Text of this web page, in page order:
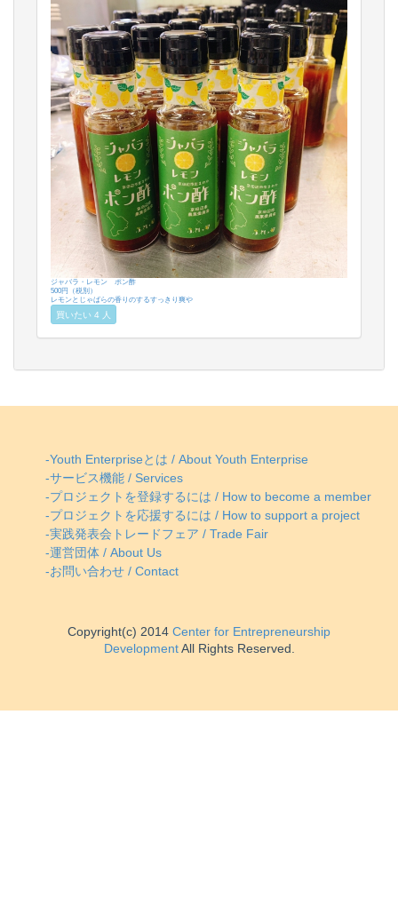
ジャバラ・レモン ポン酢
500円（税別）
レモンとじゃばらの香りのするすっきり爽や
買いたい 4 人
-Youth Enterpriseとは / About Youth Enterprise
-サービス機能 / Services
-プロジェクトを登録するには / How to become a member
-プロジェクトを応援するには / How to support a project
-実践発表会トレードフェア / Trade Fair
-運営団体 / About Us
-お問い合わせ / Contact
Copyright(c) 2014 Center for Entrepreneurship
DevelopmentAll Rights Reserved.